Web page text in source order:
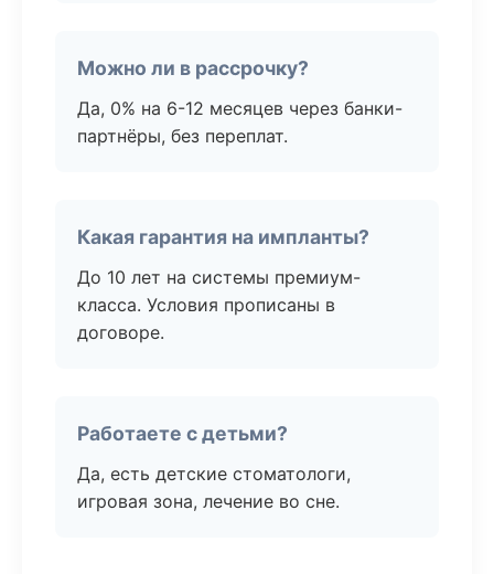
Можно ли в рассрочку?
Да, 0% на 6-12 месяцев через банки-
партнёры, без переплат.
Какая гарантия на импланты?
До 10 лет на системы премиум-
класса. Условия прописаны в
договоре.
Работаете с детьми?
Да, есть детские стоматологи,
игровая зона, лечение во сне.